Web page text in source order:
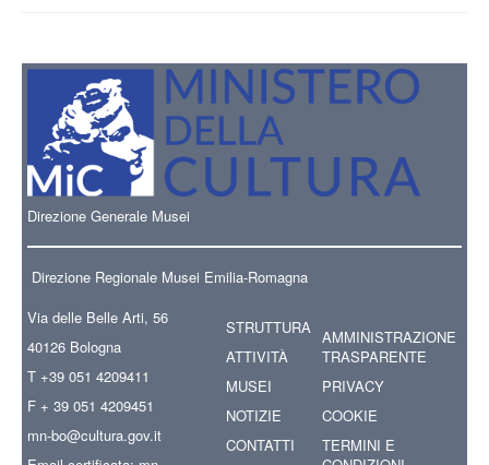
Direzione Generale Musei
Direzione Regionale Musei Emilia-Romagna
Via delle Belle Arti, 56
40126 Bologna
T +39 051 4209411
F + 39 051 4209451
mn-bo@cultura.gov.it
STRUTTURA
ATTIVITÀ
MUSEI
NOTIZIE
CONTATTI
AMMINISTRAZIONE
TRASPARENTE
PRIVACY
COOKIE
TERMINI E